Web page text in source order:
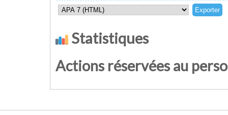
Statistiques
Actions réservées au